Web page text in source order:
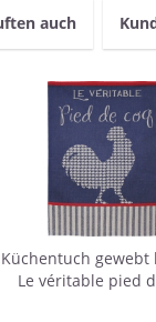
auch
Küchentuch
Le véritable pied